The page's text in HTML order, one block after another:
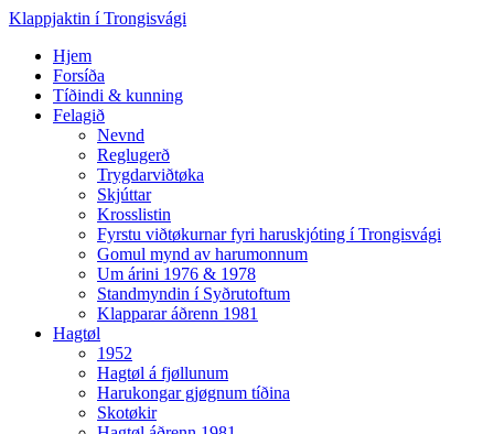
Klappjaktin í Trongisvági
Hjem
Forsíða
Tíðindi & kunning
Felagið
Nevnd
Reglugerð
Trygdarviðtøka
Skjúttar
Krosslistin
Fyrstu viðtøkurnar fyri haruskjóting í Trongisvági
Gomul mynd av harumonnum
Um árini 1976 & 1978
Standmyndin í Syðrutoftum
Klapparar áðrenn 1981
Hagtøl
1952
Hagtøl á fjøllunum
Harukongar gjøgnum tíðina
Skotøkir